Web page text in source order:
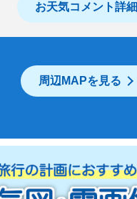
お天気コメント詳細
周辺MAPを見る